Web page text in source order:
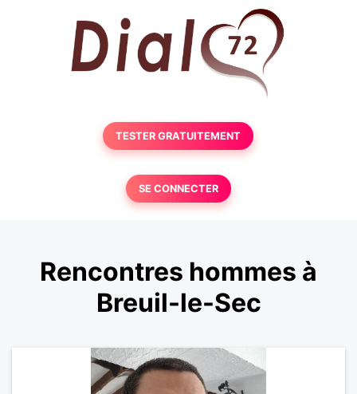
TESTER GRATUITEMENT
SE CONNECTER
Rencontres hommes à
Breuil-le-Sec